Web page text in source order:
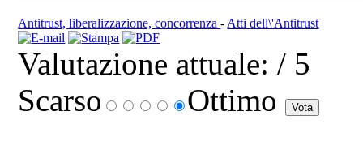
Antitrust, liberalizzazione, concorrenza- Atti dell\'Antitrust
Valutazione attuale: / 5
Scarso
Ottimo